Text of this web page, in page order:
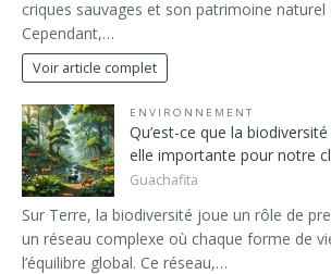
criques sauvages et son patrimoine naturel
Cependant,…
Voir article complet
ENVIRONNEMENT
Qu’est-ce que la
elle importante pour notre
Guachafita
Sur Terre, la biodiversité joue un rôle de
un réseau complexe où chaque forme de
l’équilibre global. Ce réseau,…